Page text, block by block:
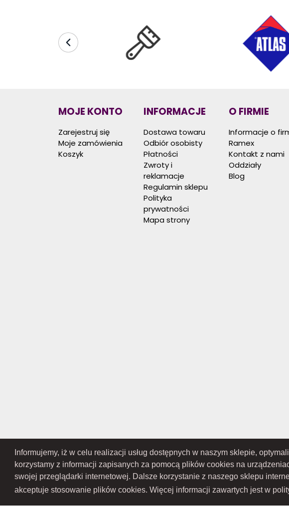
Informujemy, iż w celu realizacji usług dostępnych w naszym sklepie,
korzystamy z informacji zapisanych za pomocą plików cookies na
swojej przeglądarki internetowej. Dalsze korzystanie z naszego sklepu
akceptuje stosowanie plików cookies. Więcej informacji zawartych jest w
MOJE KONTO
Zarejestruj się
Moje zamówienia
Koszyk
INFORMACJE
Dostawa towaru
Odbiór osobisty
Płatności
Zwroty i
reklamacje
Regulamin sklepu
Polityka
prywatności
Mapa strony
O FIRMIE
Informacje o
Ramex
Kontakt z nami
Oddziały
Blog
RAMEX SPÓŁKA Z OGRANICZONĄ ODPOWIEDZIALNOŚCIĄ SPÓŁKA KOMANDYTOWO-
Przedsiębiorców Krajowego Rejestru Sądowego pod numerem KRS 0000434051; sąd
Gospodarczy Krajowego Rejestru Sądowego; kapitał
Wszystkie prawa